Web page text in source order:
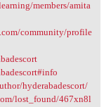
members/amita
community/profile
hyderabadescort/
lost_found/467xn8l